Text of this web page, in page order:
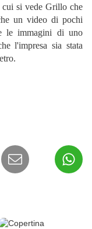
cui si vede Grillo che
un video di pochi
le immagini di uno
l'impresa sia stata